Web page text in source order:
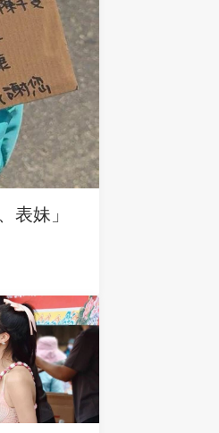
表妹」